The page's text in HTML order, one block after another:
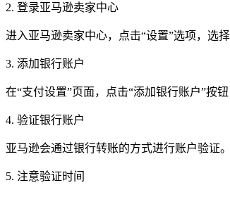
2. 登录亚马逊卖家中心
进入亚马逊卖家中心，点击“设置”选项，选
3. 添加银行账户
在“支付设置”页面，点击“添加银行账户”按
4. 验证银行账户
亚马逊会通过银行转账的方式进行账户验证
5. 注意验证时间